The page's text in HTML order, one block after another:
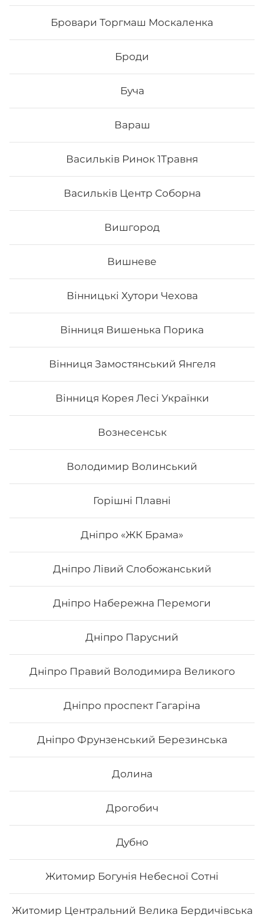
Бровари Торгмаш Москаленка
Броди
Буча
Вараш
Васильків Ринок 1Травня
Васильків Центр Соборна
Вишгород
Вишневе
Вінницькі Хутори Чехова
Вінниця Вишенька Порика
Вінниця Замостянський Янгеля
Вінниця Корея Лесі Українки
Вознесенськ
Володимир Волинський
Горішні Плавні
Дніпро «ЖК Брама»
Дніпро Лівий Слобожанський
Дніпро Набережна Перемоги
Дніпро Парусний
Дніпро Правий Володимира Великого
Дніпро проспект Гагаріна
Дніпро Фрунзенський Березинська
Долина
Дрогобич
Дубно
Житомир Богунія Небесної Сотні
Житомир Центральний Велика Бердичівська
Нігірі з копченим лососем
Нігірі з печеним лососем
Нігірі з лососем
56₴
Все більше людей користуються послугою
доставки суші додому від Osama sushi в
японської кухні обумовлена корисними та смаковими
незалежно від віку, статі та положення в суспільстві.
Онлайн замовлення суші від Osama sushi має
інгредієнтів та правильне приготування робить страву
багато корисних елементів та вітамінів, які необхідні
для організму людини.